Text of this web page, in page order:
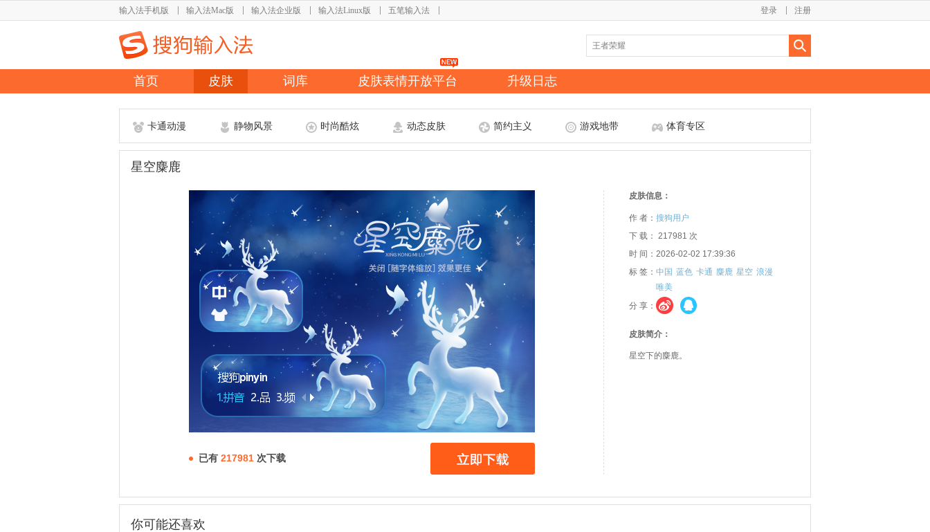
输入法手机版 输入法Mac版 输入法企业版 输入法Linux版 五笔输入法 注册
登录
首页 皮肤 词库 皮肤表情开放平台 升级日志
卡通动漫 静物风景 时尚酷炫 动态皮肤 简约主义 游戏地带 体育专区
星空麋鹿
已有 217981 次下载
皮肤信息：
作 者： 搜狗用户
下 载： 217981 次
时 间：2026-02-02 17:39:36
标 签： 中国 蓝色 卡通 麋鹿 星空 浪漫
唯美
分 享：
皮肤简介：
星空下的麋鹿。
你可能还喜欢